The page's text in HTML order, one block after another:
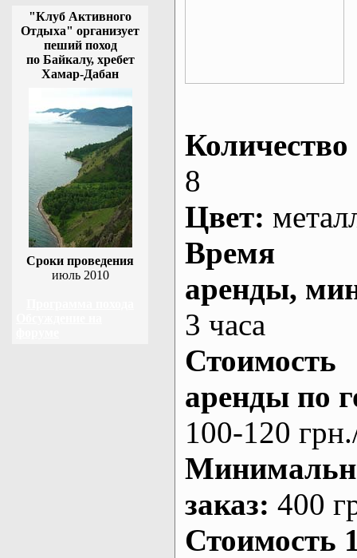
"Клуб Активного
Отдыха" организует
пеший поход
по Байкалу, хребет
Хамар-Дабан
Сроки проведения
июль 2010
Количество
8
Цвет:
Время
аренды,
3 часа
Стоимость
аренды по
100-120
заказ: 400
Стоимость